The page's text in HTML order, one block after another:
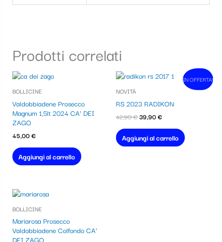
Prodotti correlati
BOLLICINE
Valdobbiadene Prosecco
Magnum 1,5lt 2024 CA’ DEI
ZAGO
45,00€
Aggiungi al carrello
In vendita!
IN OFFERTA!
NOVITÀ
RS 2023 RADIKON
42,90€
Il
era:
39,90€
Il
è:
Aggiungi al carrello
BOLLICINE
Mariarosa Prosecco
Valdobbiadene Colfondo CA’
DEI ZAGO